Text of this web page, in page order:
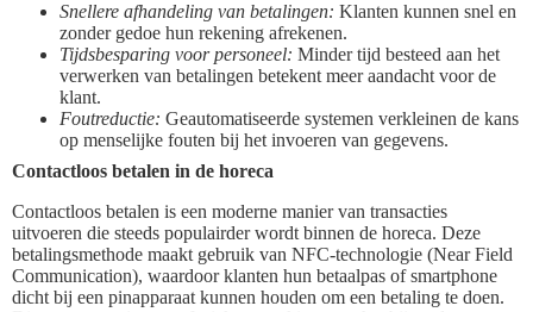
Snellere afhandeling van betalingen: Klanten kunnen snel en
zonder gedoe hun rekening afrekenen.
Tijdsbesparing voor personeel: Minder tijd besteed aan het
verwerken van betalingen betekent meer aandacht voor de
klant.
Foutreductie: Geautomatiseerde systemen verkleinen de kans
op menselijke fouten bij het invoeren van gegevens.
Contactloos betalen in de horeca
Contactloos betalen is een moderne manier van transacties
uitvoeren die steeds populairder wordt binnen de horeca. Deze
betalingsmethode maakt gebruik van NFC-technologie (Near Field
Communication), waardoor klanten hun betaalpas of smartphone
dicht bij een pinapparaat kunnen houden om een betaling te doen.